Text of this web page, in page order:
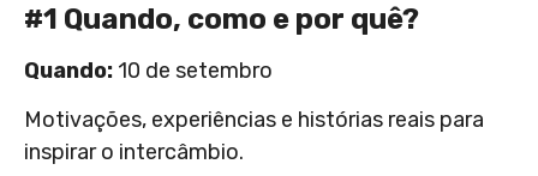
#1 Quando, como e por quê?
Quando: 10 de setembro
Motivações, experiências e histórias reais para
inspirar o intercâmbio.